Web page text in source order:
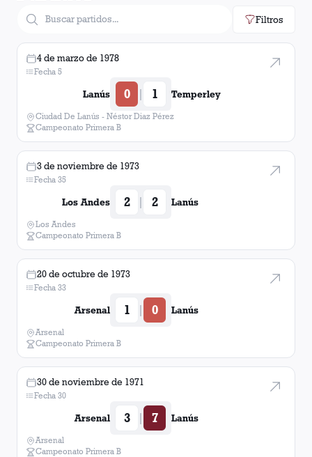
Filtros
4 de marzo de 1978
Fecha 5
Lanús 0 | 1 Temperley
Ciudad De Lanús - Néstor Diaz Pérez
Campeonato Primera B
3 de noviembre de 1973
Fecha 35
Los Andes 2 | 2 Lanús
Los Andes
Campeonato Primera B
20 de octubre de 1973
Fecha 33
Arsenal 1 | 0 Lanús
Arsenal
Campeonato Primera B
30 de noviembre de 1971
Fecha 30
Arsenal 3 | 7 Lanús
Arsenal
Campeonato Primera B